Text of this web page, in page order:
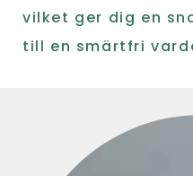
vilket ger dig en
till en smärtfri